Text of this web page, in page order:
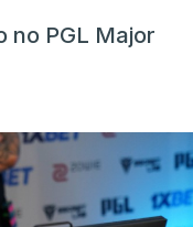
no PGL Major